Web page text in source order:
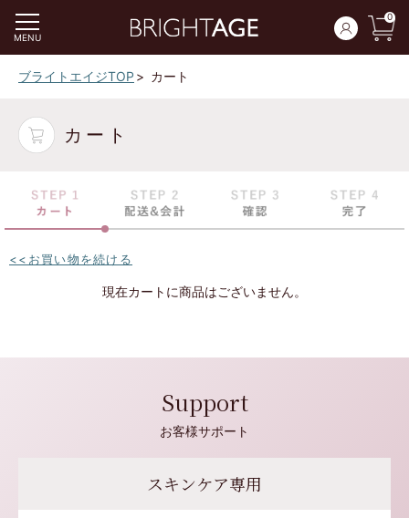
0
MENU
ブライトエイジTOP カート
カート
<<お買い物を続ける
現在カートに商品はございません。
Support
お客様サポート
スキンケア専用